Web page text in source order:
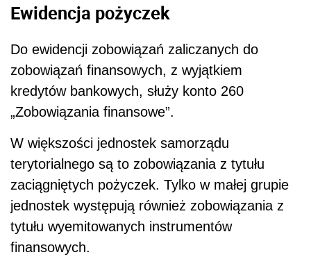
Ewidencja pożyczek
Do ewidencji zobowiązań zaliczanych do
zobowiązań finansowych, z wyjątkiem
kredytów bankowych, służy konto 260
„Zobowiązania finansowe”.
W większości jednostek samorządu
terytorialnego są to zobowiązania z tytułu
zaciągniętych pożyczek. Tylko w małej grupie
jednostek występują również zobowiązania z
tytułu wyemitowanych instrumentów
finansowych.